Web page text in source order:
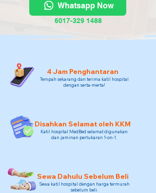
Whatsapp Now
6017-329 1488
4 Jam Penghantaran
Tempah sekarang dan terima katil hospital
dengan serta-merta!
Disahkan Selamat oleh KKM
Katil hospital MedBed selamat digunakan
dan jaminan pertukaran 1-on-1.
Sewa Dahulu Sebelum Beli
Sewa katil hospital dengan harga termurah
sebelum beli.